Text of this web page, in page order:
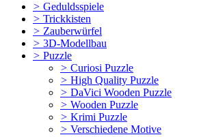
> Geduldsspiele
> Trickkisten
> Zauberwürfel
> 3D-Modellbau
> Puzzle
> Curiosi Puzzle
> High Quality Puzzle
> DaVici Wooden Puzzle
> Wooden Puzzle
> Krimi Puzzle
> Verschiedene Motive